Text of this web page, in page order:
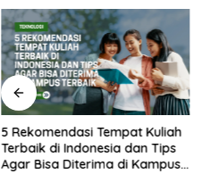
5 Rekomendasi Tempat Kuliah
Terbaik di Indonesia dan Tips
Agar Bisa Diterima di Kampus